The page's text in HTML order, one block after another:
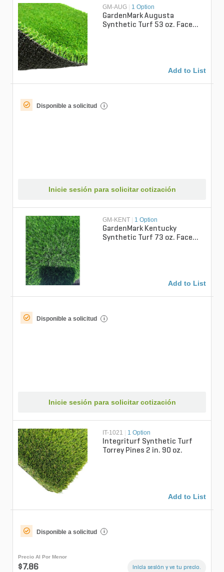
GM-AUG 1 Option
GardenMark Augusta
Synthetic Turf 53 oz. Face
Add to List
Disponible a solicitud i
Inicie sesión para solicitar cotización
GM-KENT 1 Option
GardenMark Kentucky
Synthetic Turf 73 oz. Face
Add to List
Disponible a solicitud i
Inicie sesión para solicitar cotización
IT-1021 1 Option
Integriturf Synthetic Turf
Torrey Pines 2 in. 90 oz.
Add to List
Disponible a solicitud i
Precio Al Por Menor
$7.86 Inicia sesión y ve tu precio.